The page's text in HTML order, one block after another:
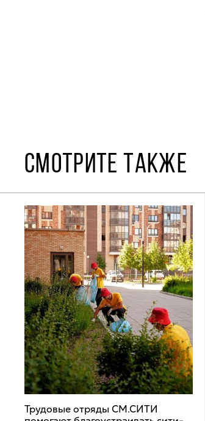
СМОТРИТЕ ТАКЖЕ
Трудовые отряды СМ.СИТИ